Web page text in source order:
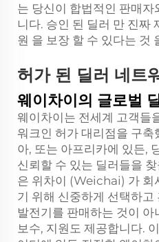
는 당신이 합법적인 판매
니다. 승인 된 딜러 만 진짜
원 을 보장 할 수 있다는 것
허가 된 딜러 네트
웨이차이의 글로벌
웨이차이는 전세계 고객들
워크인 허가 대리점을 구축
아, 또는 아프리카에 있든,
신뢰할 수 있는 딜러들을
은 위차이 (Weichai) 가 회
기 위해 신중하게 선택하고
발전기를 판매하는 것이 아
보수, 지원도 제공합니다.